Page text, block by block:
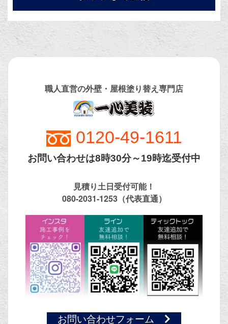
職人直営の外壁・屋根塗り替え専門店
0120-49-1611
お問い合わせは8時30分～19時迄受付中
見積り土日受付可能！
080-2031-1253（代表直通）
お問い合わせフォーム